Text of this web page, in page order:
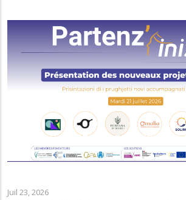
Juil 23, 2026